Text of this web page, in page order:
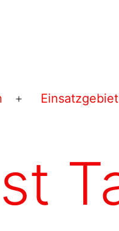
Menü
Einsatzgebiet